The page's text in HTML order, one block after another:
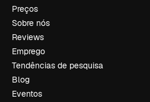
Preços
Sobre nós
Reviews
Emprego
Tendências de pesquisa
Blog
Eventos